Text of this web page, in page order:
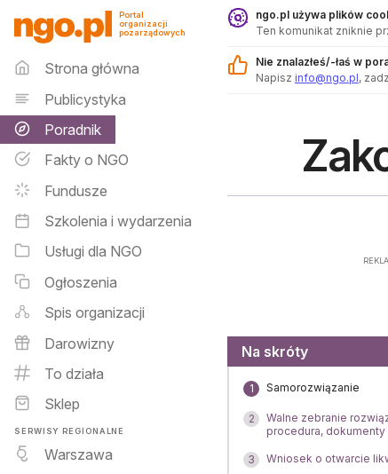
Poradnik - ngo.pl
Portal
organizacji
pozarządowych
Menu główne
Strona główna
Publicystyka
Poradnik
Fakty o NGO
Fundusze
Szkolenia i wydarzenia
Usługi dla NGO
Ogłoszenia
Spis organizacji
Darowizny
To działa
Sklep
SERWISY REGIONALNE
Warszawa
ngo.pl używa plików
Ten komunikat zniknie
Nie znalazłeś/-łaś w
Napisz info@ngo.pl,
Menu
Na skróty
1 Samorozwiązanie
2
Walne zebranie
procedura, dokumenty
3 Wniosek o otwarcie